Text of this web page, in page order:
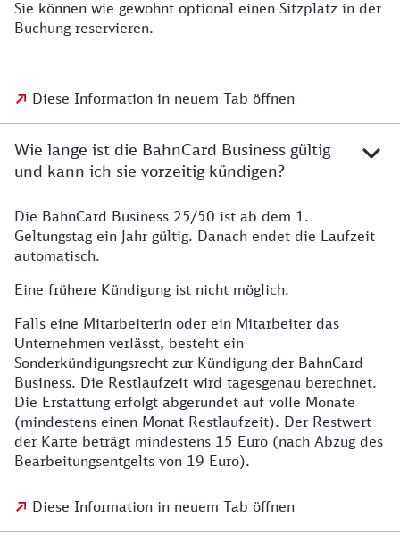
Sie können wie gewohnt optional einen Sitzplatz in der
Buchung reservieren.
Diese Information in neuem Tab öffnen
Wie lange ist die BahnCard Business gültig
und kann ich sie vorzeitig kündigen?
Die BahnCard Business 25/50 ist ab dem 1.
Geltungstag ein Jahr gültig. Danach endet die Laufzeit
automatisch.
Eine frühere Kündigung ist nicht möglich.
Falls eine Mitarbeiterin oder ein Mitarbeiter das
Unternehmen verlässt, besteht ein
Sonderkündigungsrecht zur Kündigung der BahnCard
Business. Die Restlaufzeit wird tagesgenau berechnet.
Die Erstattung erfolgt abgerundet auf volle Monate
(mindestens einen Monat Restlaufzeit). Der Restwert
der Karte beträgt mindestens 15 Euro (nach Abzug des
Bearbeitungsentgelts von 19 Euro).
Diese Information in neuem Tab öffnen